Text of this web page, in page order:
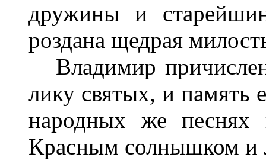
дружины и
роздана щедрая
Владимир
лику святых, и память
народных же песнях
Красным солнышком и